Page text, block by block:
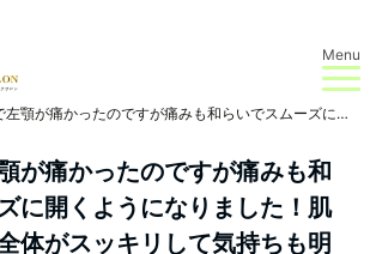
Menu
顎関節症で左顎が痛かったのですが痛みも和らいでスムーズに開くようになりました！肌色も目も身体全体がスッキリして気持ちも明るくなりました！
が痛かったのですが痛みも和
に開くようになりました！肌
体がスッキリして気持ちも明